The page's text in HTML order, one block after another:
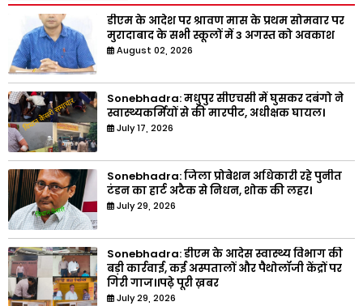
डीएम के आदेश पर श्रावण मास के प्रथम सोमवार पर
मुरादाबाद के सभी स्कूलों में 3 अगस्त को अवकाश
August 02, 2026
Sonebhadra: मधुपुर सीएचसी में घुसकर दबंगो ने
स्वास्थ्यकर्मियों से की मारपीट, अधीक्षक घायल।
July 17, 2026
Sonebhadra: जिला प्रोबेशन अधिकारी रहे पुनीत
टंडन का हार्ट अटैक से निधन, शोक की लहर।
July 29, 2026
Sonebhadra: डीएम के आदेस स्वास्थ्य विभाग की
बड़ी कार्रवाई, कई अस्पतालों और पैथोलॉजी केंद्रों पर
गिरी गाज।।पढ़े पूरी ख़बर
July 29, 2026